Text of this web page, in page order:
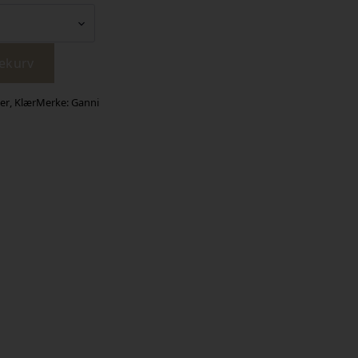
, KlærMerke: Ganni